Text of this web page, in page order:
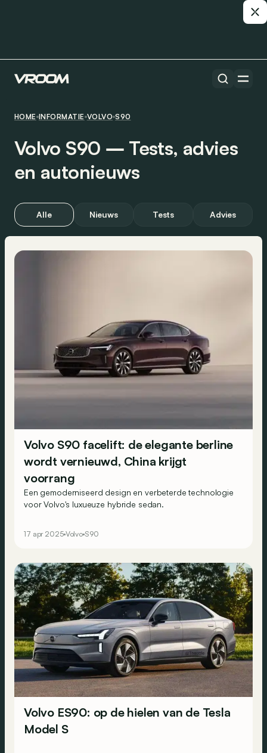
HOME INFORMATIE VOLVO S90
Volvo S90 ― Tests, advies
en autonieuws
Alle Nieuws Tests Advies
Volvo S90 facelift: de elegante berline
wordt vernieuwd, China krijgt
voorrang
Een gemoderniseerd design en verbeterde technologie
voor Volvo's luxueuze hybride sedan.
17 apr 2025 Volvo S90
Volvo ES90: op de hielen van de Tesla
Model S